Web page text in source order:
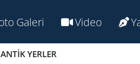
Galeri Video
ANTİK YERLER